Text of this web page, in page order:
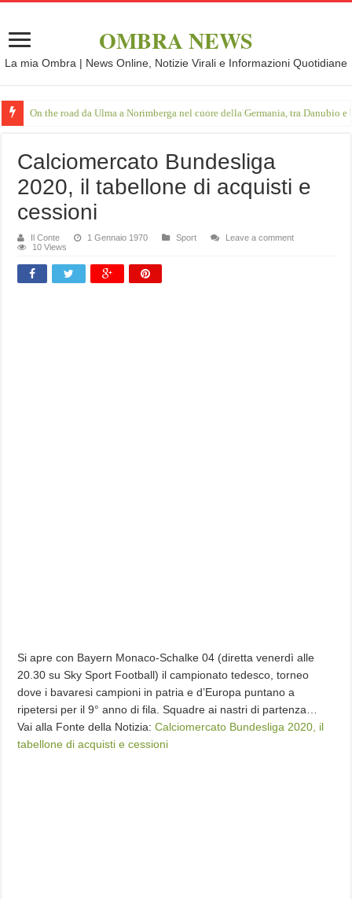
OMBRA NEWS
La mia Ombra | News Online, Notizie Virali e Informazioni Quotidiane
On the road da Ulma a Norimberga nel cuore della Germania, tra Danubio
Calciomercato Bundesliga
2020, il tabellone di acquisti e
cessioni
Il Conte 1 Gennaio 1970 Sport
Leave a comment
10 Views
Si apre con Bayern Monaco-Schalke 04 (diretta venerdì alle
20.30 su Sky Sport Football) il campionato tedesco, torneo
dove i bavaresi campioni in patria e d’Europa puntano a
ripetersi per il 9° anno di fila. Squadre ai nastri di partenza…
Vai alla Fonte della Notizia:Calciomercato Bundesliga 2020, il
tabellone di acquisti e cessioni